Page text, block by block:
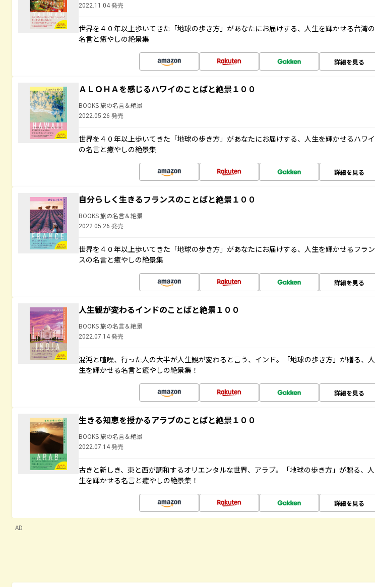
2022.11.04 発売
世界を４０年以上歩いてきた「地球の歩き方」があなたにお届けする、人生を輝かせる台湾の
名言と癒やしの絶景集
詳細を見る
ＡＬＯＨＡを感じるハワイのことばと絶景１００
BOOKS 旅の名言＆絶景
2022.05.26 発売
世界を４０年以上歩いてきた「地球の歩き方」があなたにお届けする、人生を輝かせるハワイ
の名言と癒やしの絶景集
詳細を見る
自分らしく生きるフランスのことばと絶景１００
BOOKS 旅の名言＆絶景
2022.05.26 発売
世界を４０年以上歩いてきた「地球の歩き方」があなたにお届けする、人生を輝かせるフラン
スの名言と癒やしの絶景集
詳細を見る
人生観が変わるインドのことばと絶景１００
BOOKS 旅の名言＆絶景
2022.07.14 発売
混沌と喧噪、行った人の大半が人生観が変わると言う、インド。「地球の歩き方」が贈る、人
生を輝かせる名言と癒やしの絶景集！
詳細を見る
生きる知恵を授かるアラブのことばと絶景１００
BOOKS 旅の名言＆絶景
2022.07.14 発売
古きと新しき、東と西が調和するオリエンタルな世界、アラブ。「地球の歩き方」が贈る、人
生を輝かせる名言と癒やしの絶景集！
詳細を見る
AD